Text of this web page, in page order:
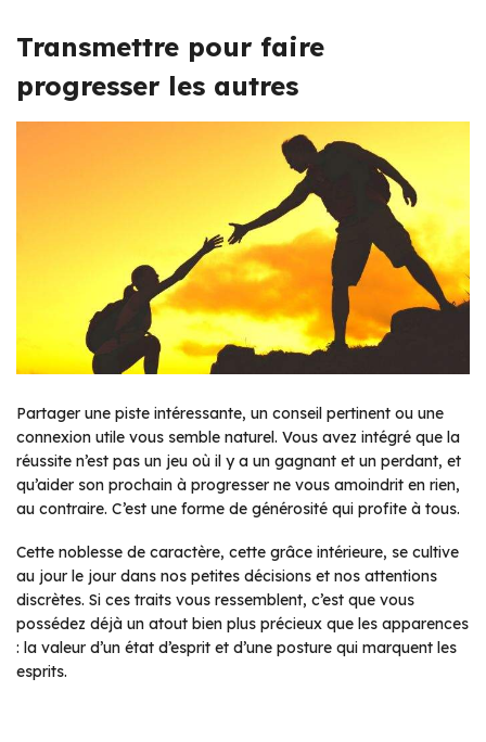
Transmettre pour faire
progresser les autres
Partager une piste intéressante, un conseil pertinent ou une
connexion utile vous semble naturel. Vous avez intégré que la
réussite n’est pas un jeu où il y a un gagnant et un perdant, et
qu’aider son prochain à progresser ne vous amoindrit en rien,
au contraire. C’est une forme de générosité qui profite à tous.
Cette noblesse de caractère, cette grâce intérieure, se cultive
au jour le jour dans nos petites décisions et nos attentions
discrètes. Si ces traits vous ressemblent, c’est que vous
possédez déjà un atout bien plus précieux que les apparences
: la valeur d’un état d’esprit et d’une posture qui marquent les
esprits.